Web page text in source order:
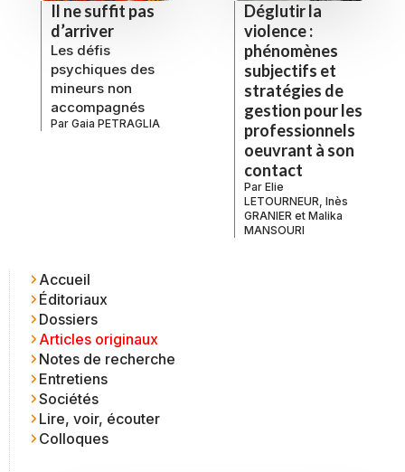
Il ne suffit pas
d’arriver
Les défis
psychiques des
mineurs non
accompagnés
Par Gaia PETRAGLIA
Déglutir la
violence :
phénomènes
subjectifs et
stratégies de
gestion pour les
professionnels
oeuvrant à son
contact
Par Elie
LETOURNEUR, Inès
GRANIER et Malika
MANSOURI
Accueil
Éditoriaux
Dossiers
Articles originaux
Notes de recherche
Entretiens
Sociétés
Lire, voir, écouter
Colloques